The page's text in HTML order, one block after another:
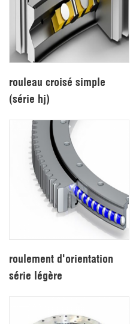
rouleau croisé simple
(série hj)
roulement d'orientation
série légère